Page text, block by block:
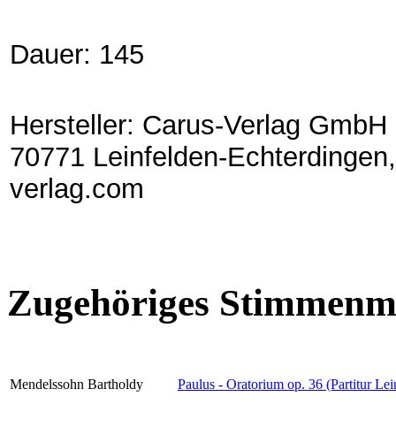
Dauer: 145
Hersteller: Carus-Verlag
70771 Leinfelden-
verlag.com
Zugehöriges
Mendelssohn Bartholdy Paulus - Oratorium op. 36 (Partitur